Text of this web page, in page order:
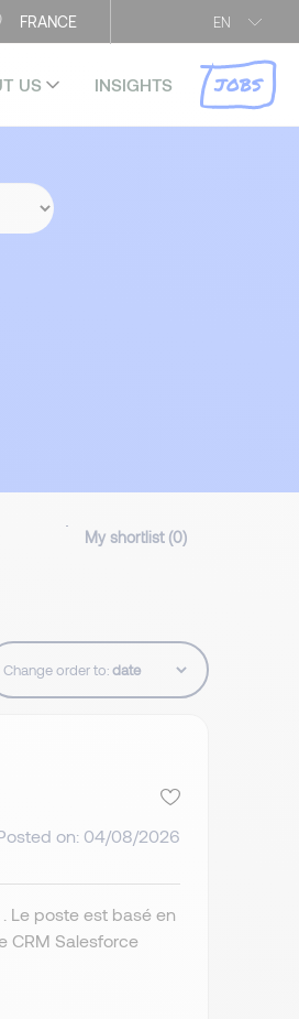
EN
FRANCE
US INSIGHTS JOBS
My shortlist (0)
Change order to:
on: 04/08/2026
Le poste est basé en
CRM Salesforce